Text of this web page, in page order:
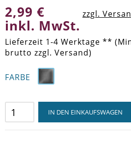
2,99 €
inkl. MwSt.
zzgl.
Lieferzeit 1-4 Werktage **
brutto zzgl. Versand)
FARBE
IN DEN EINKAUFSWAGEN